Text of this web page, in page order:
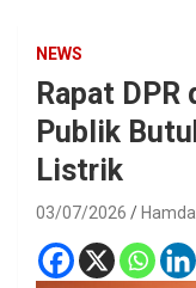
NEWS
Rapat DPR
Publik
Listrik
03/07/2026